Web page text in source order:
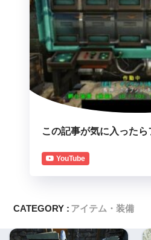
この記事が気に入ったら
YouTube
CATEGORY : アイテム・装備